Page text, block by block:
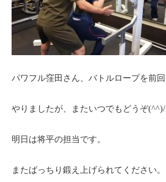
パワフル窪田さん、バトルロープを前回
やりましたが、またいつでもどうぞ(^^)/
明日は将平の担当です。
またばっちり鍛え上げられてください。